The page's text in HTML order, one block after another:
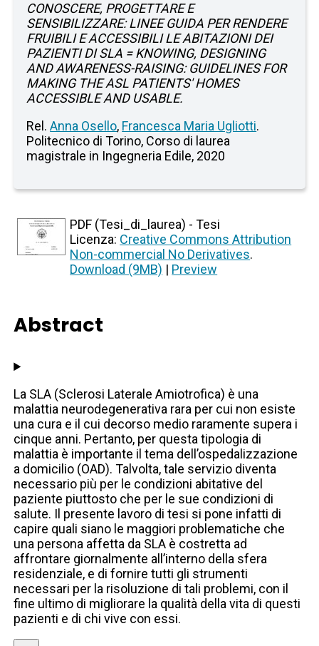
CONOSCERE, PROGETTARE E
SENSIBILIZZARE: LINEE GUIDA PER RENDERE
FRUIBILI E ACCESSIBILI LE ABITAZIONI DEI
PAZIENTI DI SLA = KNOWING, DESIGNING
AND AWARENESS-RAISING: GUIDELINES FOR
MAKING THE ASL PATIENTS' HOMES
ACCESSIBLE AND USABLE.
Rel.Anna Osello, Francesca Maria Ugliotti.
Politecnico di Torino, Corso di laurea
magistrale in Ingegneria Edile, 2020
PDF (Tesi_di_laurea) - Tesi
Licenza: Creative Commons Attribution
Non-commercial No Derivatives.
Download (9MB) | Preview
Abstract
La SLA (Sclerosi Laterale Amiotrofica) è una
malattia neurodegenerativa rara per cui non esiste
una cura e il cui decorso medio raramente supera i
cinque anni. Pertanto, per questa tipologia di
malattia è importante il tema dell’ospedalizzazione
a domicilio (OAD). Talvolta, tale servizio diventa
necessario più per le condizioni abitative del
paziente piuttosto che per le sue condizioni di
salute. Il presente lavoro di tesi si pone infatti di
capire quali siano le maggiori problematiche che
una persona affetta da SLA è costretta ad
affrontare giornalmente all’interno della sfera
residenziale, e di fornire tutti gli strumenti
necessari per la risoluzione di tali problemi, con il
fine ultimo di migliorare la qualità della vita di questi
pazienti e di chi vive con essi.